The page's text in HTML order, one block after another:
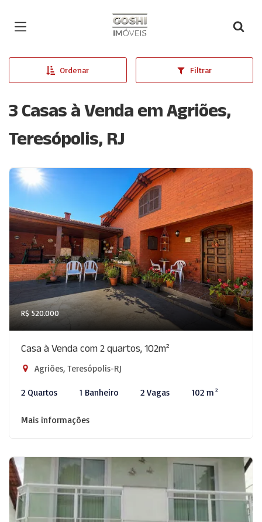
Página inicial
Ordenar Filtrar
3 Casas à Venda em Agriões,
Teresópolis, RJ
R$ 520.000
Casa à Venda com 2 quartos, 102m²
Agriões, Teresópolis-RJ
2 Quartos 1 Banheiro 2 Vagas 102 m²
Mais informações